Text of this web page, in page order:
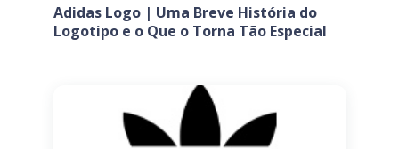
Adidas Logo | Uma Breve História do
Logotipo e o Que o Torna Tão Especial